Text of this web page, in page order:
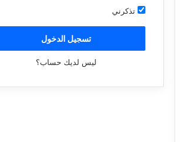
تذكرني
تسجيل الدخول
ليس لديك حساب؟